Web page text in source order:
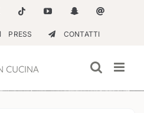
Tiktok YouTubeSnapchatEmail
PRESS CONTATTI